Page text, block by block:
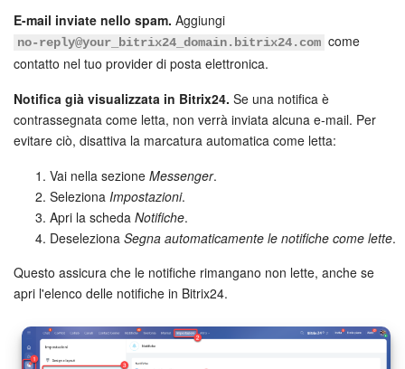
E-mail inviate nello spam. Aggiungi
no‑reply@your_bitrix24_domain.bitrix24.com come
contatto nel tuo provider di posta elettronica.
Notifica già visualizzata in Bitrix24. Se una notifica è
contrassegnata come letta, non verrà inviata alcuna e-mail. Per
evitare ciò, disattiva la marcatura automatica come letta:
Vai nella sezione Messenger.
Seleziona Impostazioni.
Apri la scheda Notifiche.
Deseleziona Segna automaticamente le notifiche come lette.
Questo assicura che le notifiche rimangano non lette, anche se
apri l'elenco delle notifiche in Bitrix24.